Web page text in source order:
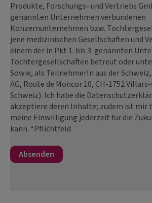
Produkte, Forschungs- und Vertriebs
genannten Unternehmen verbundenen
Konzernunternehmen bzw.
jene medizinischen Gesellschaften und
einem der in Pkt 1. bis 3. genannten
Tochtergesellschaften betreut oder
Sowie, als TeilnehmerIn aus der
AG, Route de Moncor 10, CH-1752
Schweiz). Ich habe die
akzeptiere deren Inhalte; zudem ist mir
meine Einwilligung jederzeit für die
kann. *Pflichtfeld